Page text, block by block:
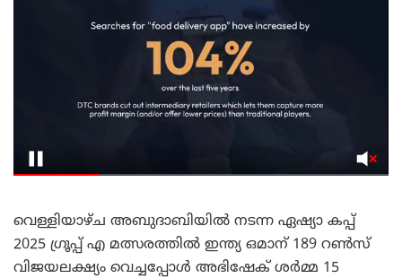
വെള്ളിയാഴ്ച അബുദാബിയിൽ നടന്ന ഏഷ്യാ കപ്പ്
2025 ഗ്രൂപ്പ് എ മത്സരത്തിൽ ഇന്ത്യ ഒമാന് 189 റൺസ്
വിജയലക്ഷ്യം വെച്ചപ്പോൾ അഭിഷേക് ശർമ്മ 15